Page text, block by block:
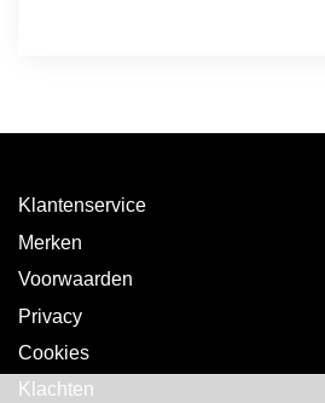
Klantenservice
Merken
Voorwaarden
Privacy
Cookies
Klachten